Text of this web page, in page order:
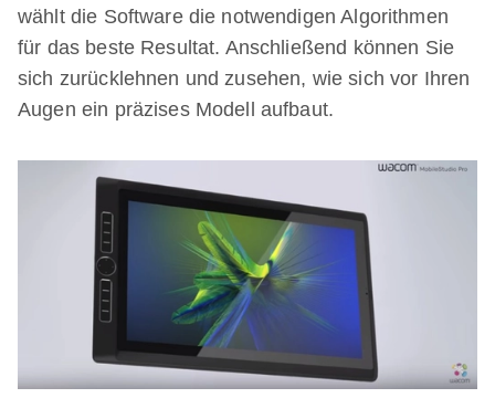
wählt die Software die notwendigen Algorithmen
für das beste Resultat. Anschließend können Sie
sich zurücklehnen und zusehen, wie sich vor Ihren
Augen ein präzises Modell aufbaut.